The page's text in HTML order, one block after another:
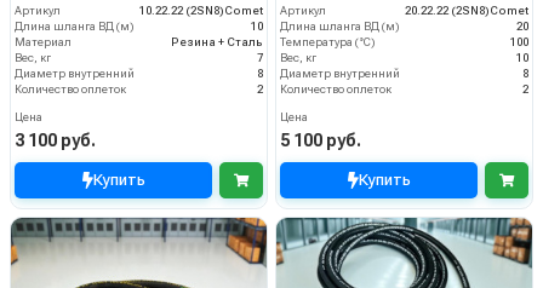
Артикул
10.22.22 (2SN8)Comet
Длина шланга ВД (м)
10
Материал
Резина + Сталь
Вес, кг
7
Диаметр внутренний
8
Количество оплеток
2
Цена
3 100 руб.
Купить
Артикул
20.22.22 (2SN8)Comet
Длина шланга ВД (м)
20
Температура (°C)
100
Вес, кг
10
Диаметр внутренний
8
Количество оплеток
2
Цена
5 100 руб.
Купить